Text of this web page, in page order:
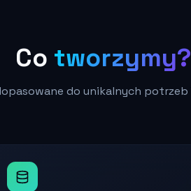
Co tworzymy?
do unikalnych